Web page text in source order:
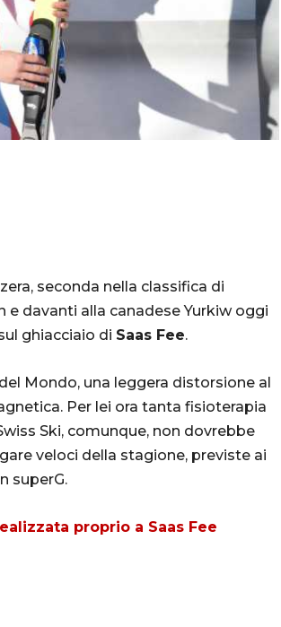
seconda nella classifica di
e davanti alla canadese Yurkiw oggi
ghiacciaio di Saas Fee.
Mondo, una leggera distorsione al
Per lei ora tanta fisioterapia
Ski, comunque, non dovrebbe
veloci della stagione, previste ai
superG.
proprio a Saas Fee